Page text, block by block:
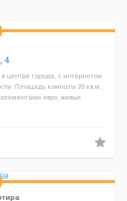
4
центре города, с интернетом
Площадь комнаты 20 кв.м.,
евро, живые
лоджии ...